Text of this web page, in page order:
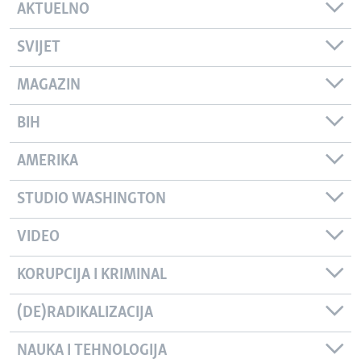
AKTUELNO
SVIJET
MAGAZIN
BIH
AMERIKA
STUDIO WASHINGTON
VIDEO
KORUPCIJA I KRIMINAL
(DE)RADIKALIZACIJA
NAUKA I TEHNOLOGIJA